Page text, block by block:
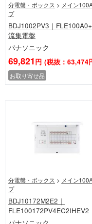
分電盤・ボックス > メイン
プ
BDJ1002PV3｜
流集電盤
パナソニック
69,821 円 (税抜：63,474
お取り寄せ品
分電盤・ボックス > メイン
プ
BDJ10172M2E2｜
FLE100172PV4EC2IHEV2